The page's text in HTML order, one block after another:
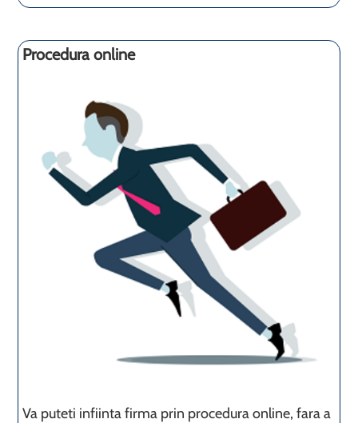
Procedura online
Va puteti infiinta firma prin procedura online, fara a